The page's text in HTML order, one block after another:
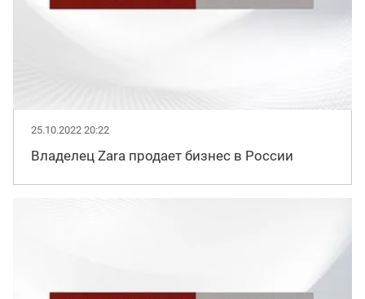
25.10.2022 20:22
Владелец Zara продает бизнес в России